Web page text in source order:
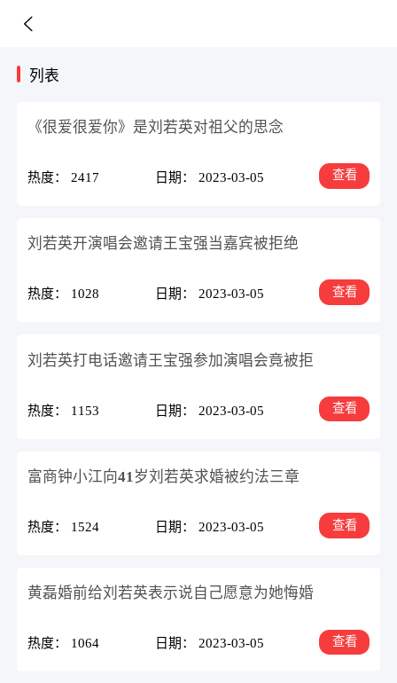
列表
《很爱很爱你》是刘若英对祖父的思念
热度： 2417 日期： 2023-03-05 查看
刘若英开演唱会邀请王宝强当嘉宾被拒绝
热度： 1028 日期： 2023-03-05 查看
刘若英打电话邀请王宝强参加演唱会竟被拒
热度： 1153 日期： 2023-03-05 查看
富商钟小江向41岁刘若英求婚被约法三章
热度： 1524 日期： 2023-03-05 查看
黄磊婚前给刘若英表示说自己愿意为她悔婚
热度： 1064 日期： 2023-03-05 查看